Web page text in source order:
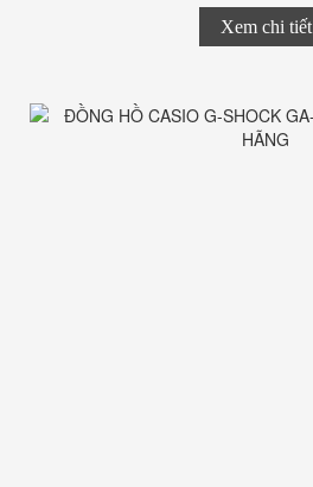
Xem chi tiết